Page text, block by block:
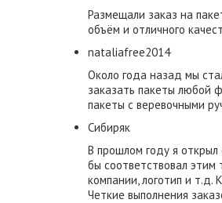
Размещали заказ на
объём и отличного
nataliafree2014
Около года назад мы
заказать пакеты любой
пакеты с веревочными
Сибиряк
В прошлом году я открыл
бы соответствовал
компании, логотип и т.д.
Четкие выполнения